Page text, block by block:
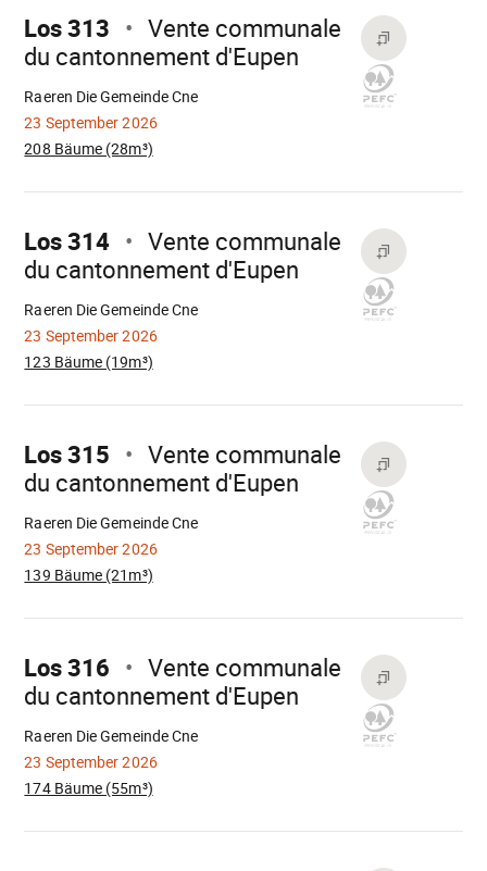
Los 313
Vente communale
du cantonnement d'Eupen
23 September 2026
Raeren Die Gemeinde Cne
208 Bäume (28m³)
Wird
Mach
Los 314
Vente communale
du cantonnement d'Eupen
23 September 2026
Raeren Die Gemeinde Cne
123 Bäume (19m³)
Wird
Mach
Los 315
Vente communale
du cantonnement d'Eupen
23 September 2026
Raeren Die Gemeinde Cne
139 Bäume (21m³)
Wird
Mach
Los 316
Vente communale
du cantonnement d'Eupen
23 September 2026
Raeren Die Gemeinde Cne
174 Bäume (55m³)
Wird
Mach